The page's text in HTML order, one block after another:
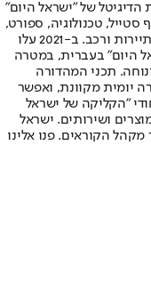
הדיגיטל של "ישראל היום"
סטייל, טכנולוגיה, ספורט,
כלכלה וצרכנות, בריאות, חיילים, אוכל, יהדות, תיירות ורכב. ב-2021 עלו
היום" בעברית, במטרה
תכני המהדורה
יומית מקוונת, ואפשר
"הקליקה של ישראל
ושירותים. ישראל
הקוראים. פנו אלינו